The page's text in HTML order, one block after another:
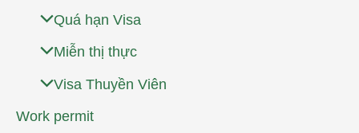
Quá hạn Visa
Miễn thị thực
Visa Thuyền Viên
Work permit